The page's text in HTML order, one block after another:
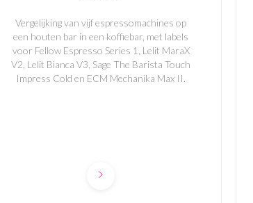
Vergelijking van vijf espressomachines op
een houten bar in een koffiebar, met labels
voor Fellow Espresso Series 1, Lelit MaraX
V2, Lelit Bianca V3, Sage The Barista Touch
Impress Cold en ECM Mechanika Max II.